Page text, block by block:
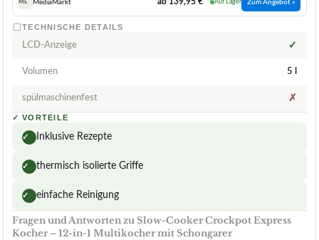
ME MediaMarkt Auf Lager Zum Angebot »
TECHNISCHE DETAILS
LCD-Anzeige ✓
Volumen 5 l
spülmaschinenfest ✗
✓ VORTEILE
✓ Inklusive Rezepte
✓ thermisch isolierte Griffe
✓ einfache Reinigung
Fragen und Antworten zu Slow-Cooker Crockpot Express
Kocher – 12-in-1 Multikocher mit Schongarer